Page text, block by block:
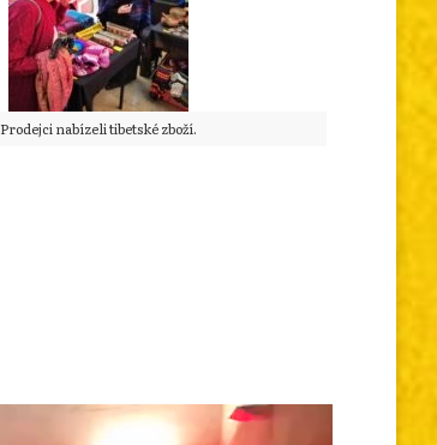
Prodejci nabízeli tibetské zboží.